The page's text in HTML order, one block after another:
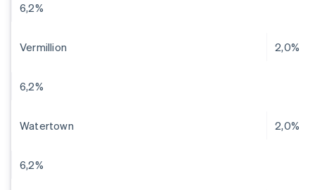
6,2%
Vermillion 2,0%
6,2%
Watertown 2,0%
6,2%